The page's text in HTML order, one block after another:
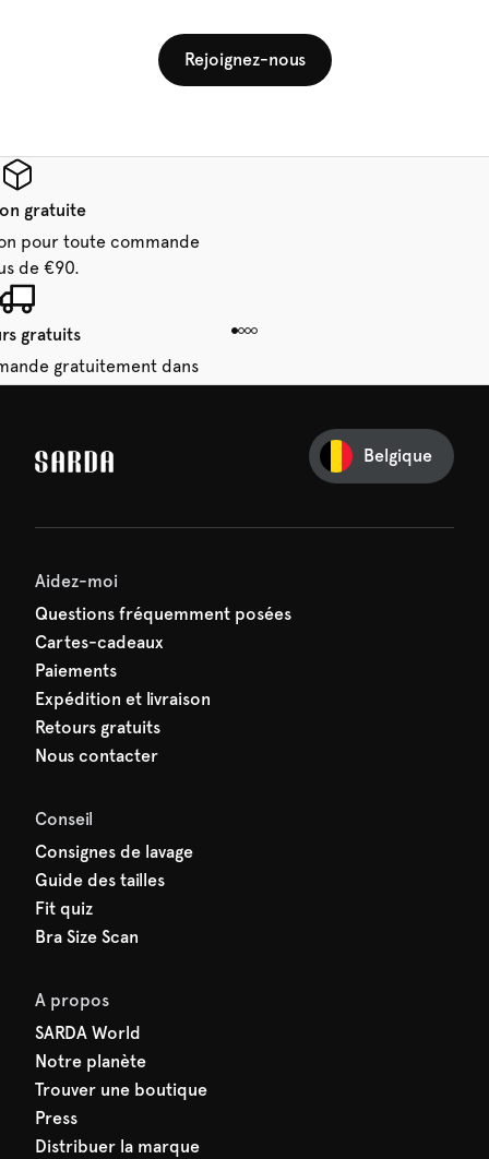
Rejoignez-nous
gratuite
pour toute commande
de €90.
gratuits
gratuitement dans
jours.
commande
Belgique
Aidez-moi
Questions fréquemment posées
Cartes-cadeaux
Paiements
Expédition et livraison
Retours gratuits
Nous contacter
Conseil
Consignes de lavage
Guide des tailles
Fit quiz
Bra Size Scan
A propos
SARDA World
Notre planète
Trouver une boutique
Press
Distribuer la marque